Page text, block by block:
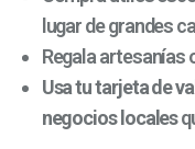
lugar de grandes
Regala artesanías
Usa tu tarjeta de
negocios locales